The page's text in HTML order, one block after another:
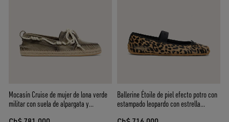
Mocasín Cruise de mujer de lona verde
militar con suela de alpargata y
Ballerine Étoile de piel efecto potro con
estampado leopardo con estrella